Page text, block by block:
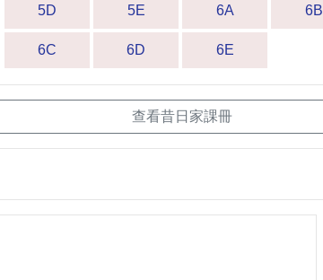
5D 5E 6A 6B
6C 6D 6E
查看昔日家課冊